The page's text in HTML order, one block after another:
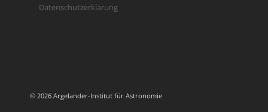
Datenschutzerklärung
© 2026 Argelander-Institut für Astronomie